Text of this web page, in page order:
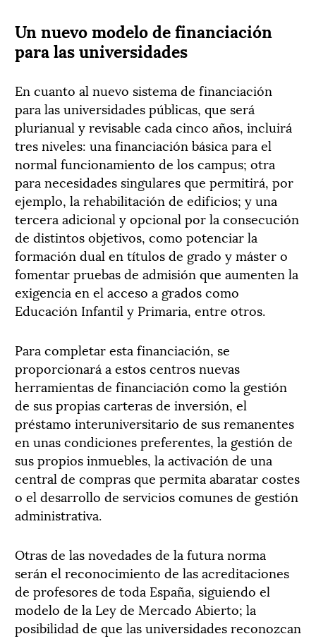
Un nuevo modelo de financiación
para las universidades
En cuanto al nuevo sistema de financiación
para las universidades públicas, que será
plurianual y revisable cada cinco años, incluirá
tres niveles: una financiación básica para el
normal funcionamiento de los campus; otra
para necesidades singulares que permitirá, por
ejemplo, la rehabilitación de edificios; y una
tercera adicional y opcional por la consecución
de distintos objetivos, como potenciar la
formación dual en títulos de grado y máster o
fomentar pruebas de admisión que aumenten la
exigencia en el acceso a grados como
Educación Infantil y Primaria, entre otros.
Para completar esta financiación, se
proporcionará a estos centros nuevas
herramientas de financiación como la gestión
de sus propias carteras de inversión, el
préstamo interuniversitario de sus remanentes
en unas condiciones preferentes, la gestión de
sus propios inmuebles, la activación de una
central de compras que permita abaratar costes
o el desarrollo de servicios comunes de gestión
administrativa.
Otras de las novedades de la futura norma
serán el reconocimiento de las acreditaciones
de profesores de toda España, siguiendo el
modelo de la Ley de Mercado Abierto; la
posibilidad de que las universidades reconozcan